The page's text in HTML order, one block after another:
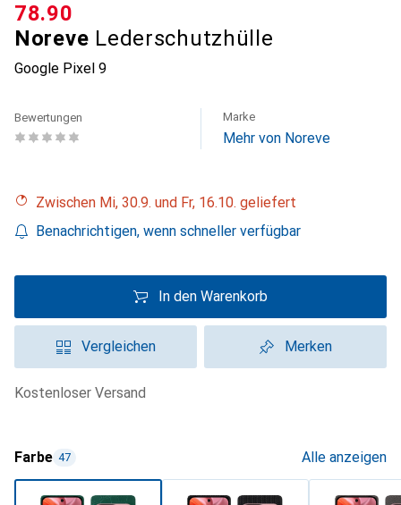
Noreve Lederschutzhülle
Google Pixel 9
CHF
78.90
Bewertungen Marke
Mehr von Noreve
Zwischen Mi, 30.9. und Fr, 16.10. geliefert
Benachrichtigen, wenn schneller verfügbar
In den Warenkorb
Vergleichen Merken
kostenloser Versand
Farbe 47 Alle anzeigen